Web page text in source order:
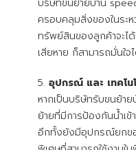
ครอบคลุมสิ่งของในระห
ทรัพย์สินของลูกค้าจะไ
เสียหาย ก็สามารถมั่นใจ
อุปกรณ์ และ เทคโ
หากเป็นบริษัทรับขนย้า
ย้ายที่มีการป้องกันน้ำเข้
อีกทั้งยังมีอุปกรณ์ยกข